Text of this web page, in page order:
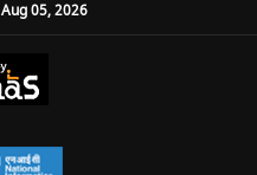
Aug 05, 2026